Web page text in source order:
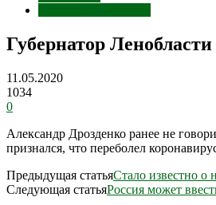
Губернатор
11.05.2020
1034
0
Александр Дрозденко ранее не
признался, что переболел
Предыдущая статьяСтало известно о
Следующая статьяРоссия может